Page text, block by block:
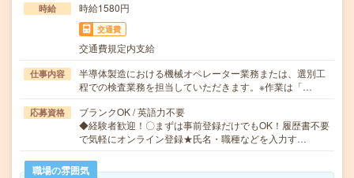
時給 時給1580円
交通費
交通費規定内支給
仕事内容
半導体製造における機械オペレーター業務または、選別工
程での検査業務を担当していただきます。※作業は「…
応募資格
ブランクOK / 英語力不要
◆経験者歓迎！〇まずは事前登録だけでもOK！履歴書不要
で気軽にオンライン登録★氏名・職種などを入力す…
職場の雰囲気